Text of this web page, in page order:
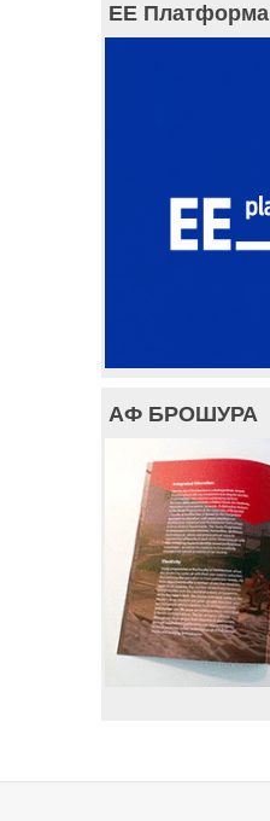
ЕЕ Платформа
АФ БРОШУРА